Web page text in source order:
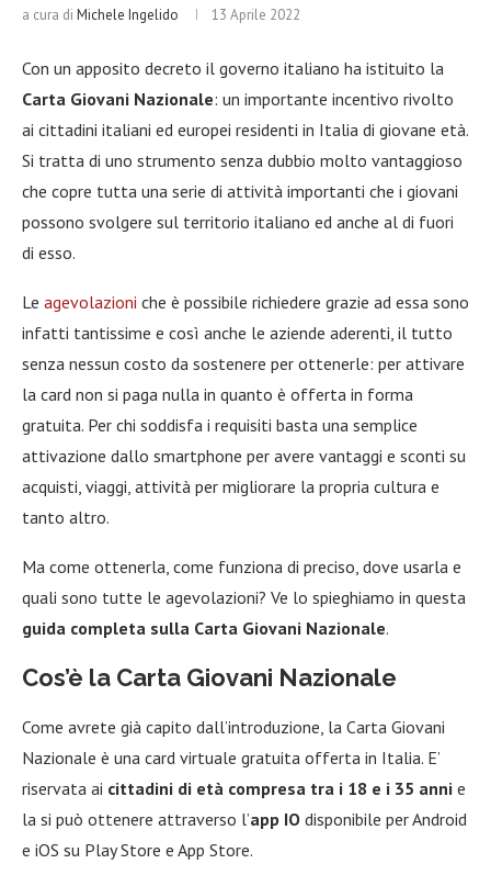
a cura di Michele Ingelido 13 Aprile 2022
Con un apposito decreto il governo italiano ha istituito la
Carta Giovani Nazionale: un importante incentivo rivolto
ai cittadini italiani ed europei residenti in Italia di giovane età.
Si tratta di uno strumento senza dubbio molto vantaggioso
che copre tutta una serie di attività importanti che i giovani
possono svolgere sul territorio italiano ed anche al di fuori
di esso.
Le agevolazioni che è possibile richiedere grazie ad essa sono
infatti tantissime e così anche le aziende aderenti, il tutto
senza nessun costo da sostenere per ottenerle: per attivare
la card non si paga nulla in quanto è offerta in forma
gratuita. Per chi soddisfa i requisiti basta una semplice
attivazione dallo smartphone per avere vantaggi e sconti su
acquisti, viaggi, attività per migliorare la propria cultura e
tanto altro.
Ma come ottenerla, come funziona di preciso, dove usarla e
quali sono tutte le agevolazioni? Ve lo spieghiamo in questa
guida completa sulla Carta Giovani Nazionale.
Cos’è la Carta Giovani Nazionale
Come avrete già capito dall’introduzione, la Carta Giovani
Nazionale è una card virtuale gratuita offerta in Italia. E’
riservata ai cittadini di età compresa tra i 18 e i 35 anni e
la si può ottenere attraverso l’app IO disponibile per Android
e iOS su Play Store e App Store.